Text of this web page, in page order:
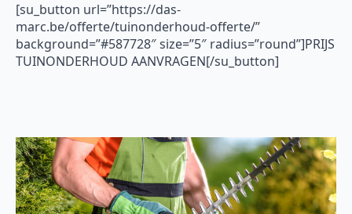
[su_button url=”https://das-
marc.be/offerte/tuinonderhoud-offerte/”
background=”#587728″ size=”5″ radius=”round”]PRIJS
TUINONDERHOUD AANVRAGEN[/su_button]